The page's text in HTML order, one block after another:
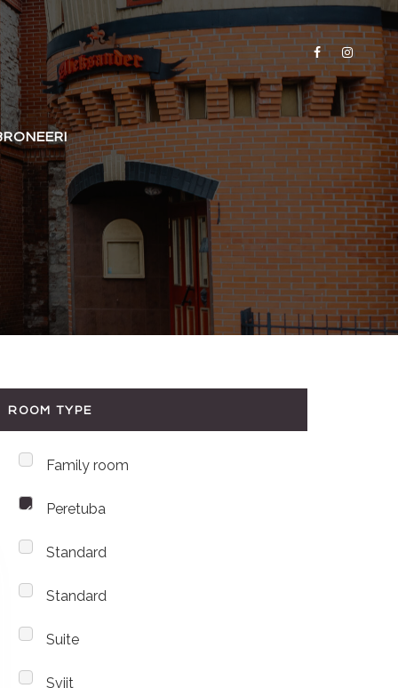
ROOM TYPE
Family room
Peretuba
Standard
Standard
Suite
Sviit